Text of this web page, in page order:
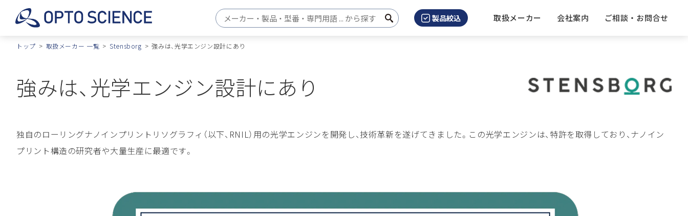
検索キーワード入力
検
製品絞込 取扱メーカー 会社案内 ご相談 ・ お問合せ
トップ 取扱メーカー 一覧 Stensborg 強みは、光学エンジン設計にあり
強みは、光学エンジン設計にあり
独自のローリングナノインプリントリソグラフィ（以下、RNIL）用の光学エンジンを開発し、技術革新を遂げてきました。この光学エンジンは、特許を取得しており、ナノイン
プリント構造の研究者や大量生産に最適です。